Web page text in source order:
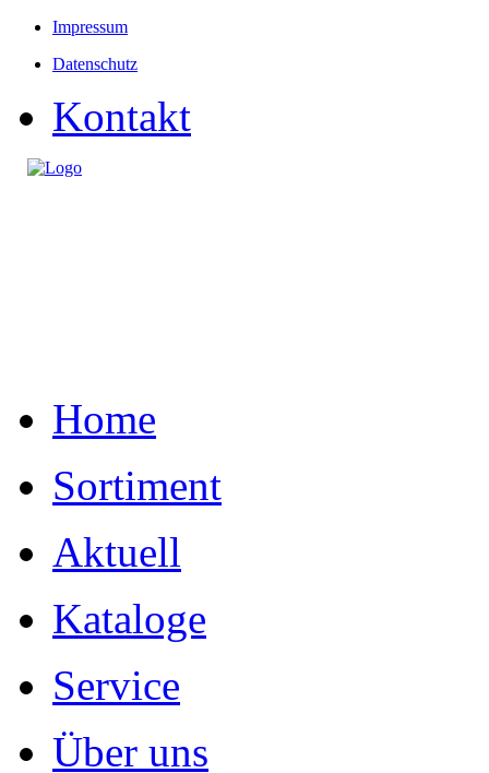
Impressum
Datenschutz
Kontakt
Home
Sortiment
Aktuell
Kataloge
Service
Über uns